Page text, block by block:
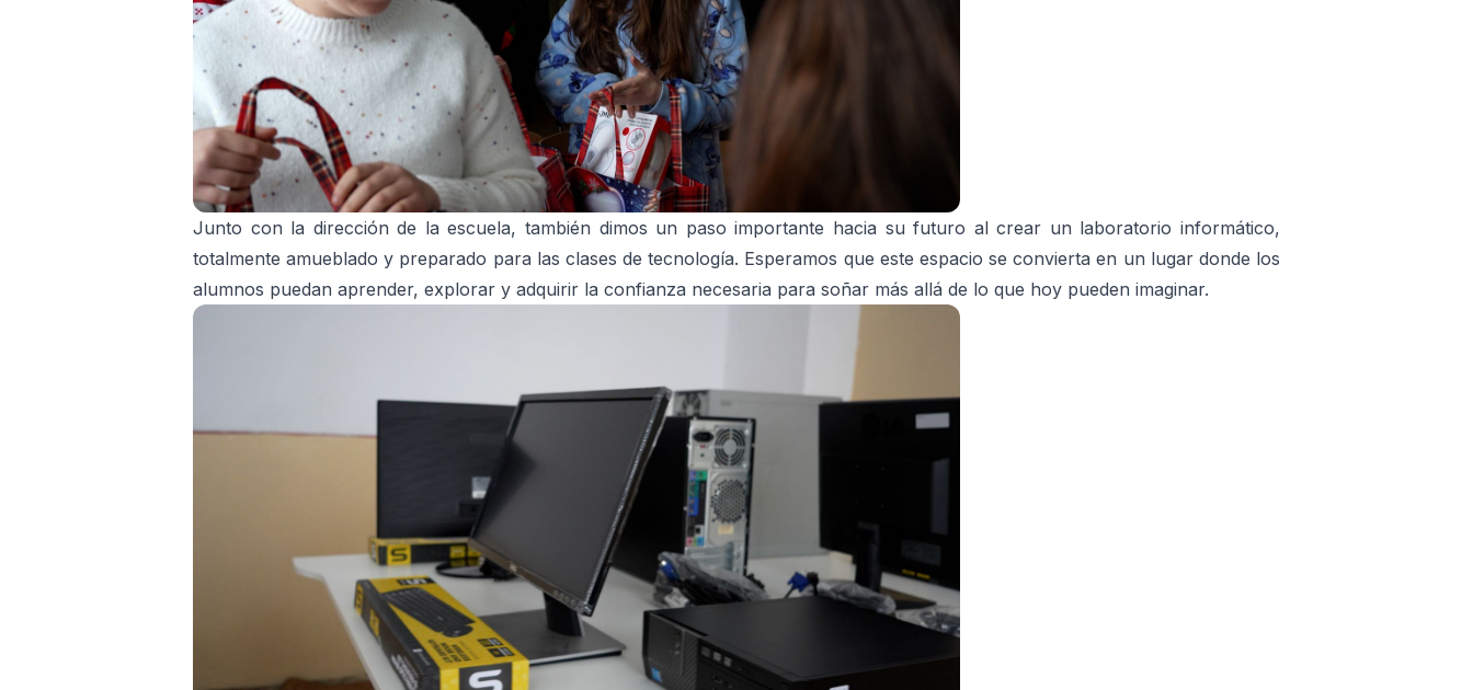
Junto con la dirección de la escuela, también dimos un paso importante hacia su futuro al crear un laboratorio informático,
totalmente amueblado y preparado para las clases de tecnología. Esperamos que este espacio se convierta en un lugar donde los
alumnos puedan aprender, explorar y adquirir la confianza necesaria para soñar más allá de lo que hoy pueden imaginar.